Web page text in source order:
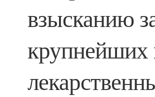
взысканию
крупнейших